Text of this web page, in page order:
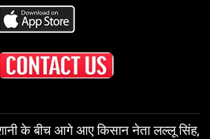
के बीच आगे आए किसान नेता लल्लू सिंह,